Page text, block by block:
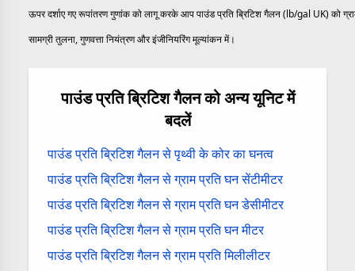
ऊपर दर्शाए गए रूपांतरण गुणांक को लागू करके आप पाउंड प्रति ब्रिटिश गैलन (lb/gal UK) को
सामग्री तुलना, गुणवत्ता नियंत्रण और इंजीनियरिंग मूल्यांकन में।
पाउंड प्रति ब्रिटिश गैलन को अन्य यूनिट में
बदलें
पाउंड प्रति ब्रिटिश गैलन से पृथ्वी के कोर का घनत्व
पाउंड प्रति ब्रिटिश गैलन से ग्राम प्रति घन सेंटीमीटर
पाउंड प्रति ब्रिटिश गैलन से ग्राम प्रति घन डेसीमीटर
पाउंड प्रति ब्रिटिश गैलन से ग्राम प्रति घन मीटर
पाउंड प्रति ब्रिटिश गैलन से ग्राम प्रति मिलीलीटर